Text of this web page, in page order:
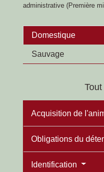
administrative (Première
Domestique
Sauvage
Acquisition de
Obligations du
Identification